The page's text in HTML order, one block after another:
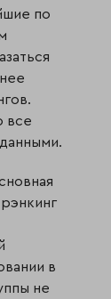
по
все
в
не